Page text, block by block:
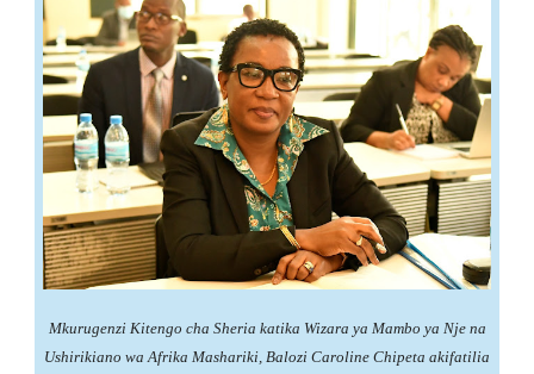
Mkurugenzi Kitengo cha Sheria katika Wizara ya Mambo ya Nje na
Ushirikiano wa Afrika Mashariki, Balozi Caroline Chipeta akifatilia